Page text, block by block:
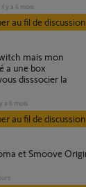
il y a 4 mois
au fil de discussion
a une box
disssocier la
y a 6 mois
au fil de discussion